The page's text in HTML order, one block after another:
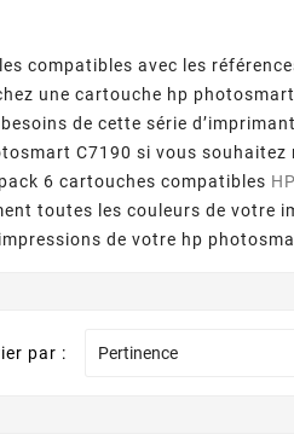
compatibles avec les
une cartouche hp
de cette série
C7190 si vous souhaitez
6 cartouches compatibles
toutes les couleurs de votre
de votre hp
par : Pertinence